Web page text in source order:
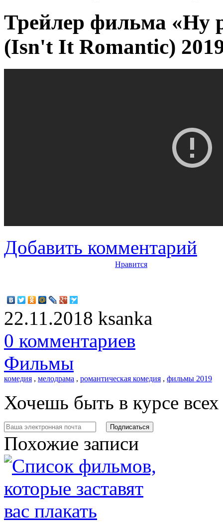
Трейлер фильма «Ну
(Isn't It Romantic)
Добавить комментарий
Нравится
22.11.2018 ksanka
0 комментариев
Фильмы
комедия , мелодрама , романтическая комедия , фильмы 2019
Хочешь быть в курсе
Похожие записи